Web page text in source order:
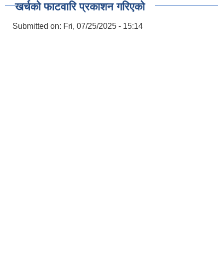
खर्चको फाटवारि प्रकाशन गरिएको
Submitted on: Fri, 07/25/2025 - 15:14